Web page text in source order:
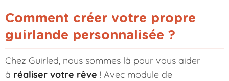
Comment créer votre propre
guirlande personnalisée ?
Chez Guirled, nous sommes là pour vous aider
à réaliser votre rêve ! Avec module de